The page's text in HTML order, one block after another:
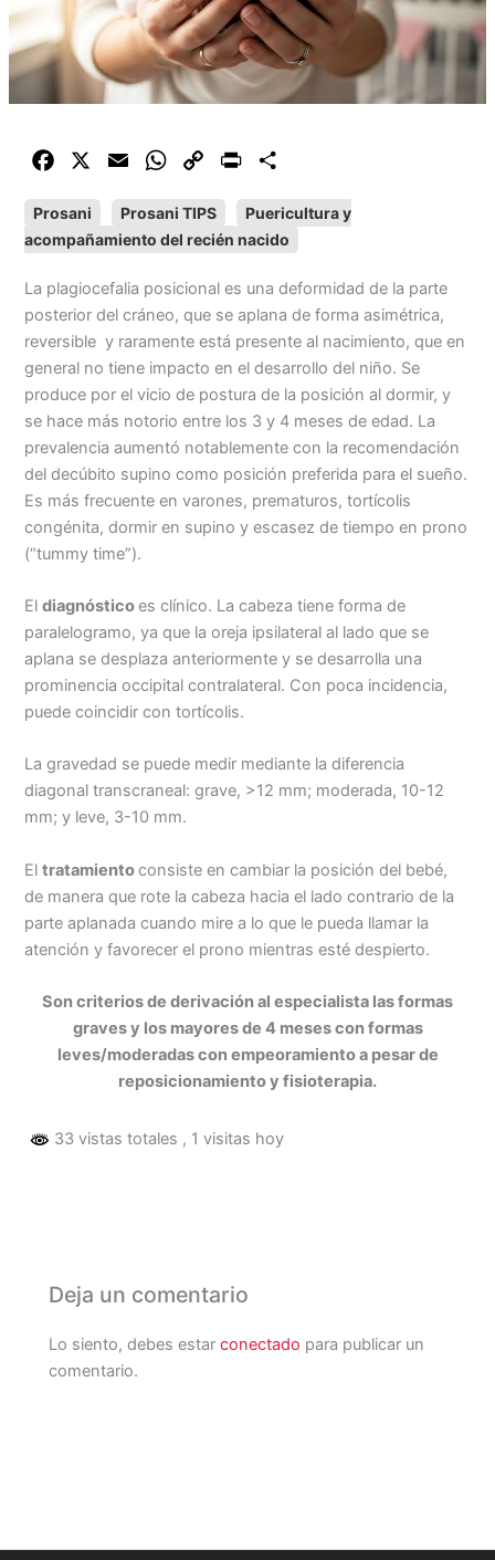
c
e
k
a
i
W
a
t
p
p
C
p
y
n
k
i
n
m
p
t
i
r
Prosani Prosani TIPS
Puericultura y
acompañamiento del recién nacido
La plagiocefalia posicional es una deformidad de la parte
posterior del cráneo, que se aplana de forma asimétrica,
reversible y raramente está presente al nacimiento, que en
general no tiene impacto en el desarrollo del niño. Se
produce por el vicio de postura de la posición al dormir, y
se hace más notorio entre los 3 y 4 meses de edad. La
prevalencia aumentó notablemente con la recomendación
del decúbito supino como posición preferida para el sueño.
Es más frecuente en varones, prematuros, tortícolis
congénita, dormir en supino y escasez de tiempo en prono
(“tummy time”).
Eldiagnósticoes clínico. La cabeza tiene forma de
paralelogramo, ya que la oreja ipsilateral al lado que se
aplana se desplaza anteriormente y se desarrolla una
prominencia occipital contralateral. Con poca incidencia,
puede coincidir con tortícolis.
La gravedad se puede medir mediante la diferencia
diagonal transcraneal: grave, >12 mm; moderada, 10-12
mm; y leve, 3-10 mm.
Eltratamientoconsiste en cambiar la posición del bebé,
de manera que rote la cabeza hacia el lado contrario de la
parte aplanada cuando mire a lo que le pueda llamar la
atención y favorecer el prono mientras esté despierto.
Son criterios de derivación al especialista las formas
graves y los mayores de 4 meses con formas
leves/moderadas con empeoramiento a pesar de
reposicionamiento y fisioterapia.
33 vistas totales , 1 visitas hoy
Deja un comentario
Lo siento, debes estarconectado para publicar un
comentario.